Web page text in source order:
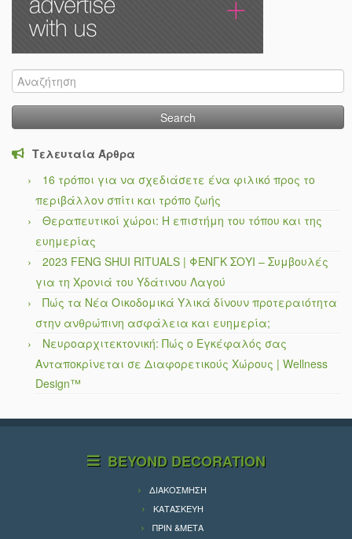
Search
for:
Τελευταία Άρθρα
16 τρόποι για να σχεδιάσετε ένα φιλικό προς το
περιβάλλον σπίτι και τρόπο ζωής
Θεραπευτικοί χώροι: Η επιστήμη του τόπου και της
ευημερίας
2023 FENG SHUI RITUALS | ΦΕΝΓΚ ΣΟΥΙ – Συμβουλές
για τη Χρονιά του Υδάτινου Λαγού
Πώς τα Νέα Οικοδομικά Υλικά δίνουν προτεραιότητα
στην ανθρώπινη ασφάλεια και ευημερία;
Νευροαρχιτεκτονική: Πώς ο Εγκέφαλός σας
Ανταποκρίνεται σε Διαφορετικούς Χώρους | Wellness
Design™
BEYOND DECORATION
ΔΙΑΚΟΣΜΗΣΗ
ΚΑΤΑΣΚΕΥΗ
ΠΡΙΝ &ΜΕΤΑ